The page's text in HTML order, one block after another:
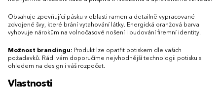
Obsahuje zpevňující pásku v oblasti ramen a detailně vypracované
zdvojené švy, které brání vytahování látky. Energická oranžová barva
vyhovuje nárokům na volnočasové nošení i budování firemní identity.
Možnost brandingu: Produkt lze opatřit potiskem dle vašich
požadavků. Rádi vám doporučíme nejvhodnější technologii potisku s
ohledem na design i váš rozpočet.
Vlastnosti